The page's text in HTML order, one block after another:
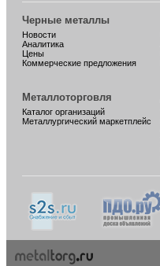
Черные металлы
Новости
Аналитика
Цены
Коммерческие предложения
Металлоторговля
Каталог организаций
Металлургический маркетплейс